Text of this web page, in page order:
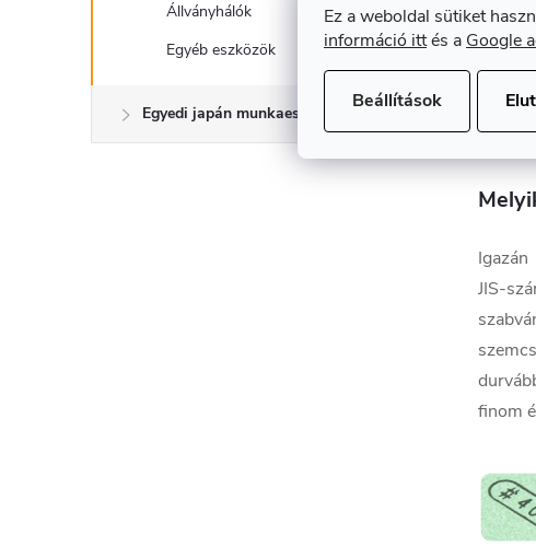
Ez a weboldal sütiket
információ ittés a Google
Beállítások
Állványhálók
Egyéb eszközök
Egyedi japán munkaeszközök
✅
✅
✅
JIS-
finom